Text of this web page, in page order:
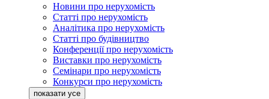
Новини про нерухомість
Статті про нерухомість
Аналітика про нерухомість
Статті про будівництво
Конференції про нерухомість
Виставки про нерухомість
Семінари про нерухомість
Конкурси про нерухомість